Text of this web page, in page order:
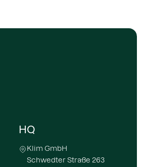
HQ
Klim GmbH
Schwedter Straße 263